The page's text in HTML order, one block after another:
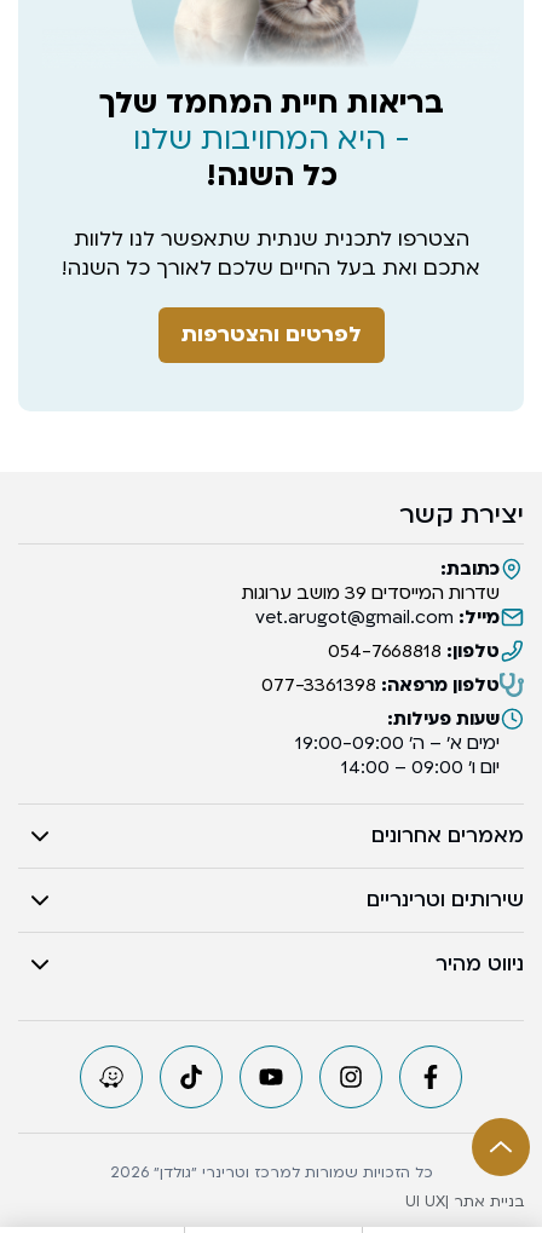
בריאות חיית המחמד שלך
- היא המחויבות שלנו
כל השנה!
הצטרפו לתכנית שנתית שתאפשר לנו ללוות
אתכם ואת בעל החיים שלכם לאורך כל השנה!
לפרטים והצטרפות
יצירת קשר
כתובת:
שדרות המייסדים 39 מושב ערוגות
מייל: vet.arugot@gmail.com
טלפון: 054-7668818
טלפון מרפאה: 077-3361398
שעות פעילות:
ימים א’ – ה’ 19:00-09:00
יום ו’ 09:00 – 14:00
מאמרים אחרונים
שירותים וטרינריים
ניווט מהיר
כל הזכויות שמורות למרכז וטרינרי ״גולדן״ 2026
בניית אתר |UI UX